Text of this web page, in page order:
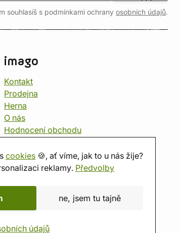
cookies 🍪, ať víme, jak to u nás žije?
reklamy. Předvolby
ne, jsem tu tajně
údajů
souhlasíš s podmínkami ochrany osobních údajů.
imago
Kontakt
Prodejna
Herna
O nás
Hodnocení obchodu
Kalendář
imago.blog